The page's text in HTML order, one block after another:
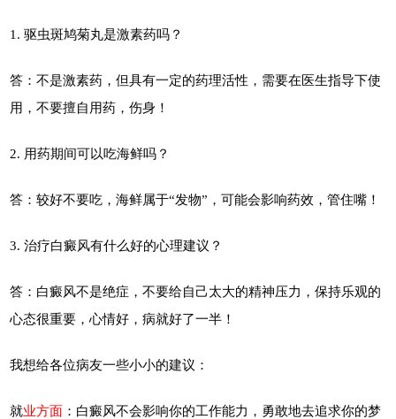
1. 驱虫斑鸠菊丸是激素药吗？
答：不是激素药，但具有一定的药理活性，需要在医生指导下使
用，不要擅自用药，伤身！
2. 用药期间可以吃海鲜吗？
答：较好不要吃，海鲜属于“发物”，可能会影响药效，管住嘴！
3. 治疗白癜风有什么好的心理建议？
答：白癜风不是绝症，不要给自己太大的精神压力，保持乐观的
心态很重要，心情好，病就好了一半！
我想给各位病友一些小小的建议：
就业方面 ：白癜风不会影响你的工作能力，勇敢地去追求你的梦